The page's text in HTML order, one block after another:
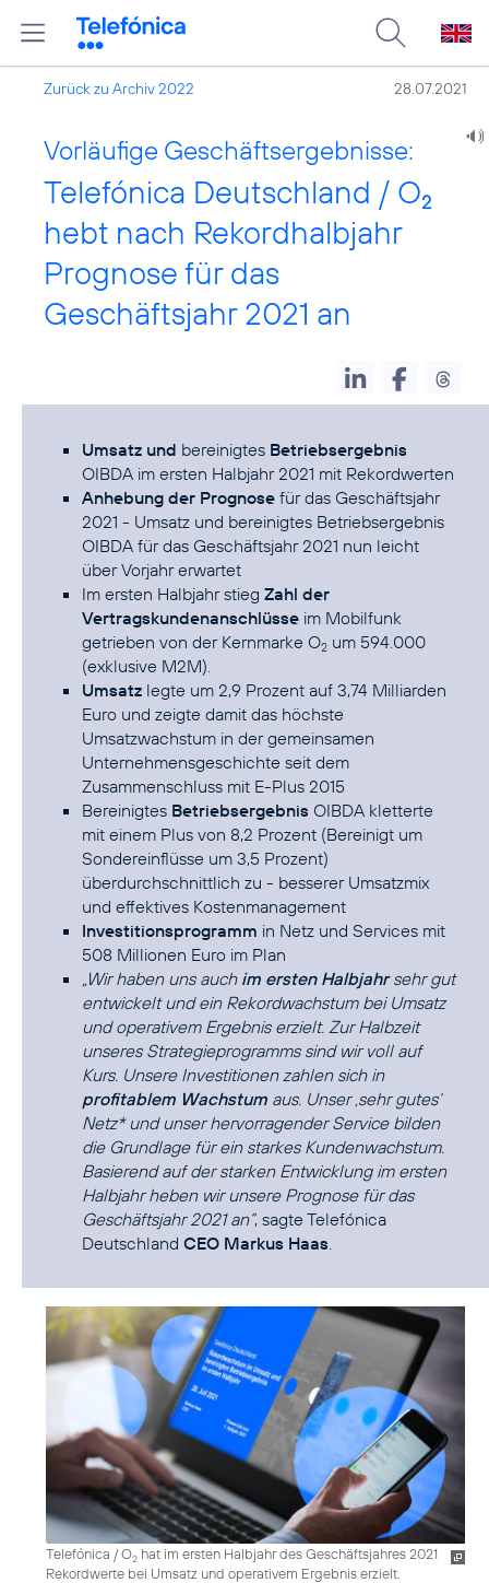
Zurück zu Archiv 2022 28.07.2021
Vorläufige Geschäftsergebnisse:
Telefónica Deutschland / O2
hebt nach Rekordhalbjahr
Prognose für das
Geschäftsjahr 2021 an
Umsatz und bereinigtes Betriebsergebnis
OIBDA im ersten Halbjahr 2021 mit Rekordwerten
Anhebung der Prognose für das Geschäftsjahr
2021 - Umsatz und bereinigtes Betriebsergebnis
OIBDA für das Geschäftsjahr 2021 nun leicht
über Vorjahr erwartet
Im ersten Halbjahr stieg Zahl der
Vertragskundenanschlüsse im Mobilfunk
getrieben von der Kernmarke O2 um 594.000
(exklusive M2M).
Umsatz legte um 2,9 Prozent auf 3,74 Milliarden
Euro und zeigte damit das höchste
Umsatzwachstum in der gemeinsamen
Unternehmensgeschichte seit dem
Zusammenschluss mit E-Plus 2015
Bereinigtes Betriebsergebnis OIBDA kletterte
mit einem Plus von 8,2 Prozent (Bereinigt um
Sondereinflüsse um 3,5 Prozent)
überdurchschnittlich zu - besserer Umsatzmix
und effektives Kostenmanagement
Investitionsprogramm in Netz und Services mit
508 Millionen Euro im Plan
„Wir haben uns auch im ersten Halbjahrsehr gut
entwickelt und ein Rekordwachstum bei Umsatz
und operativem Ergebnis erzielt. Zur Halbzeit
unseres Strategieprogramms sind wir voll auf
Kurs. Unsere Investitionen zahlen sich in
profitablem Wachstum aus. Unser ‚sehr gutes‘
Netz* und unser hervorragender Service bilden
die Grundlage für ein starkes Kundenwachstum.
Basierend auf der starken Entwicklung im ersten
Halbjahr heben wir unsere Prognose für das
Geschäftsjahr 2021 an“, sagte Telefónica
Deutschland CEO Markus Haas.
Telefónica / O2 hat im ersten Halbjahr des Geschäftsjahres 2021
Rekordwerte bei Umsatz und operativem Ergebnis erzielt.